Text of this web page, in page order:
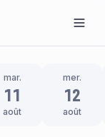
mar.
11
août
mer.
12
août